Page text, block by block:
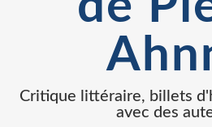
Critique littéraire, billets
avec des